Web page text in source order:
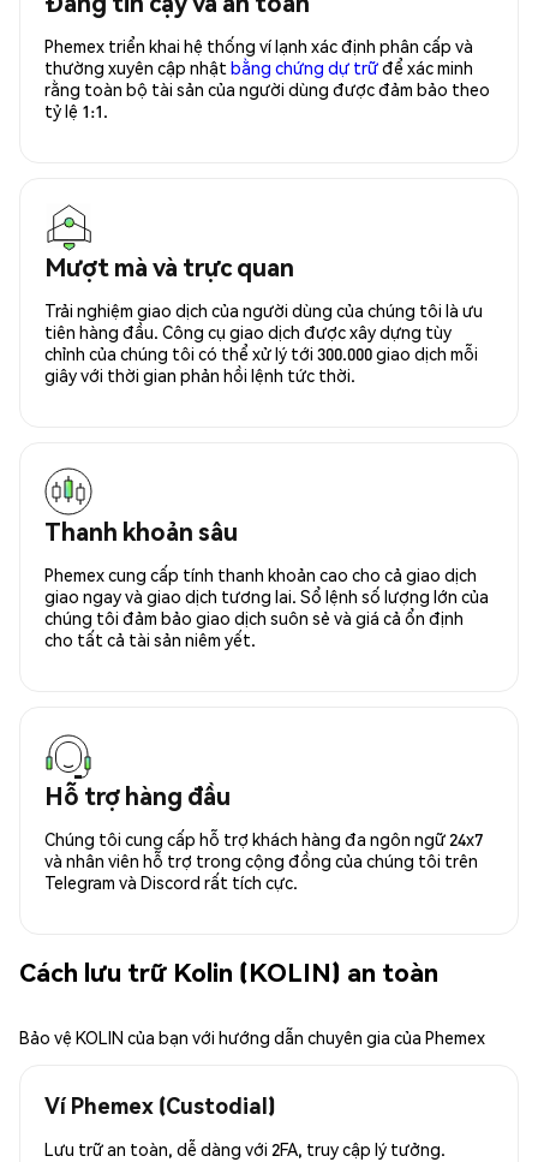
Phemex triển khai hệ thống ví lạnh xác định phân cấp và
thường xuyên cập nhật bằng chứng dự trữđể xác minh
rằng toàn bộ tài sản của người dùng được đảm bảo theo
tỷ lệ 1:1.
Mượt mà và trực quan
Trải nghiệm giao dịch của người dùng của chúng tôi là ưu
tiên hàng đầu. Công cụ giao dịch được xây dựng tùy
chỉnh của chúng tôi có thể xử lý tới 300.000 giao dịch mỗi
giây với thời gian phản hồi lệnh tức thời.
Thanh khoản sâu
Phemex cung cấp tính thanh khoản cao cho cả giao dịch
giao ngay và giao dịch tương lai. Sổ lệnh số lượng lớn của
chúng tôi đảm bảo giao dịch suôn sẻ và giá cả ổn định
cho tất cả tài sản niêm yết.
Hỗ trợ hàng đầu
Chúng tôi cung cấp hỗ trợ khách hàng đa ngôn ngữ 24x7
và nhân viên hỗ trợ trong cộng đồng của chúng tôi trên
Telegram và Discord rất tích cực.
Cách lưu trữ Kolin (KOLIN) an toàn
Bảo vệ KOLIN của bạn với hướng dẫn chuyên gia của Phemex
Ví Phemex (Custodial)
Lưu trữ an toàn, dễ dàng với 2FA, truy cập lý tưởng.